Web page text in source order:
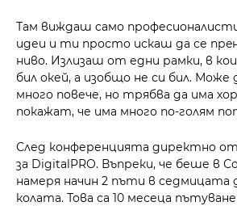
Там виждаш само
идеи и ти просто искаш да се
ниво. Излизаш от едни рамки, в
бил окей, а изобщо не си бил. Може
много повече, но трябва да има
покажат, че има много по-голям
След конференцията директно
за DigitalPRO. Въпреки, че беше в
намеря начин 2 пъти в седмицата
колата. Това са 10 месеца